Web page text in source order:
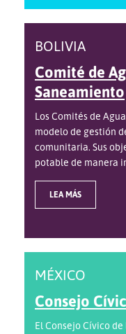
BOLIVIA
Comité de
Saneamiento
Los Comités de
modelo de gestión
comunitaria. Sus
potable de manera
LEA MÁS
MÉXICO
Consejo
El Consejo Cívico